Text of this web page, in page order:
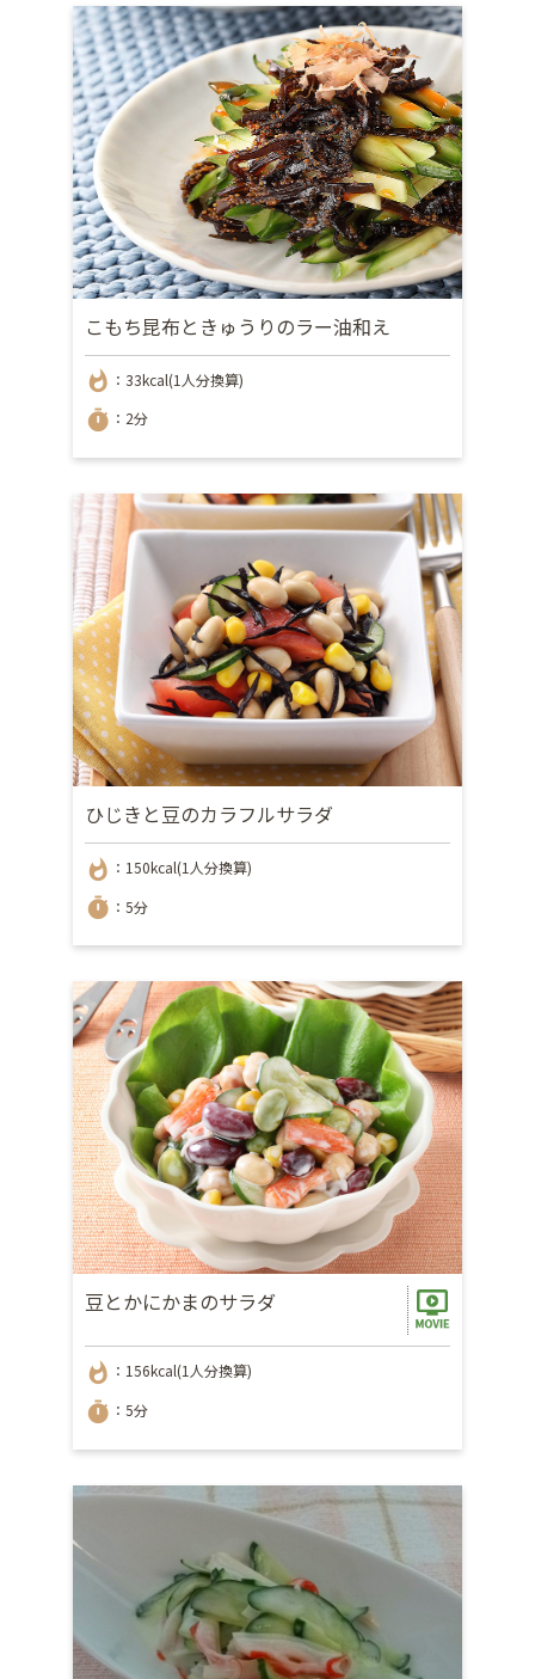
こもち昆布ときゅうりのラー油和え
whatshot ：33kcal(1人分換算)
timer ：2分
ひじきと豆のカラフルサラダ
whatshot ：150kcal(1人分換算)
timer ：5分
豆とかにかまのサラダ
whatshot ：156kcal(1人分換算)
timer ：5分